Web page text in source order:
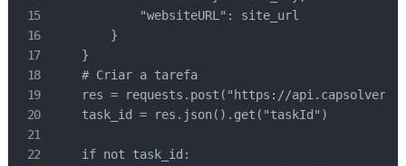
            "websiteURL": site_url
        }
    }
    # Criar a tarefa
res = requests.post("https://
    task_id = res.json().get("taskId")
    if not task_id: